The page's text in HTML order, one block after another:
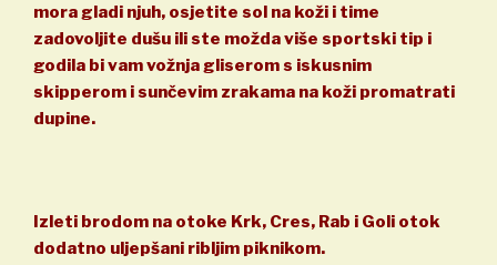
mora gladi njuh, osjetite sol na koži i time
zadovoljite dušu ili ste možda više sportski tip i
godila bi vam vožnja gliserom s iskusnim
skipperom i sunčevim zrakama na koži promatrati
dupine.
Izleti brodom na otoke Krk, Cres, Rab i Goli otok
dodatno uljepšani ribljim piknikom.